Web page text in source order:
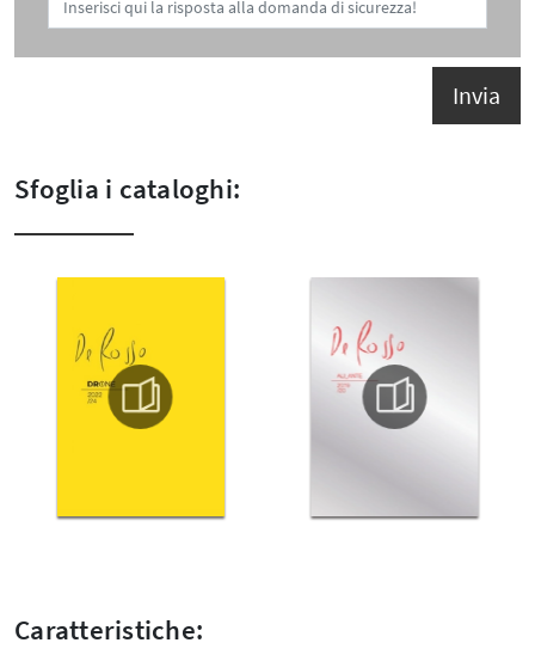
Invia
Sfoglia i cataloghi:
Caratteristiche: